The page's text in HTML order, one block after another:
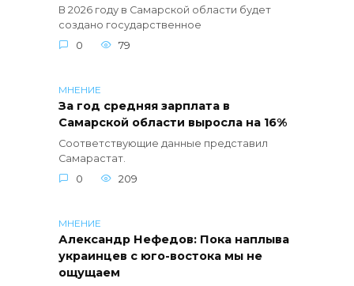
В 2026 году в Самарской области будет
создано государственное
0
79
МНЕНИЕ
За год средняя зарплата в
Самарской области выросла на 16%
Соответствующие данные представил
Самарастат.
0
209
МНЕНИЕ
Александр Нефедов: Пока наплыва
украинцев с юго-востока мы не
ощущаем